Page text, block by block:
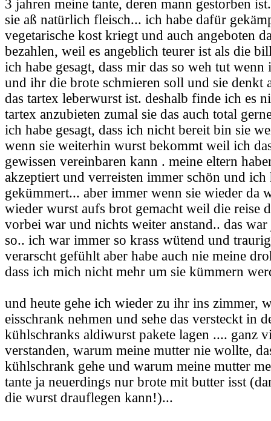
3 jahren meine tante, deren mann gestorben ist.
sie aß natürlich fleisch... ich habe dafür
vegetarische kost kriegt und auch angeboten
bezahlen, weil es angeblich teurer ist als die
ich habe gesagt, dass mir das so weh tut wenn
und ihr die brote schmieren soll und sie denkt
das tartex leberwurst ist. deshalb finde ich es
tartex anzubieten zumal sie das auch total
ich habe gesagt, dass ich nicht bereit bin sie
wenn sie weiterhin wurst bekommt weil ich
gewissen vereinbaren kann . meine eltern
akzeptiert und verreisten immer schön und ich
gekümmert... aber immer wenn sie wieder da
wieder wurst aufs brot gemacht weil die reise
vorbei war und nichts weiter anstand.. das
so.. ich war immer so krass wütend und
verarscht gefühlt aber habe auch nie meine
dass ich mich nicht mehr um sie kümmern
und heute gehe ich wieder zu ihr ins zimmer,
eisschrank nehmen und sehe das versteckt in
kühlschranks aldiwurst pakete lagen .... ganz
verstanden, warum meine mutter nie wollte,
kühlschrank gehe und warum meine mutter
tante ja neuerdings nur brote mit butter isst
die wurst drauflegen kann!)...